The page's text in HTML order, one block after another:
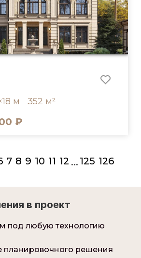
м 352 м²
₽
7 8 9 10 11 12 ... 125 126
в проект
под любую технологию
планировочного решения